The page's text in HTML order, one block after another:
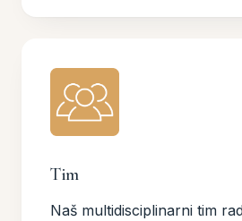
Tim
Naš multidisciplinarni tim